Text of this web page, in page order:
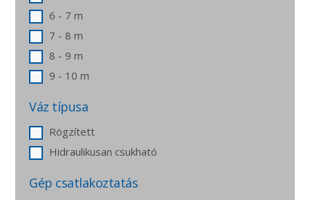
6 - 7 m
7 - 8 m
8 - 9 m
9 - 10 m
Váz típusa
Rögzített
Hidraulikusan csukható
Gép csatlakoztatás